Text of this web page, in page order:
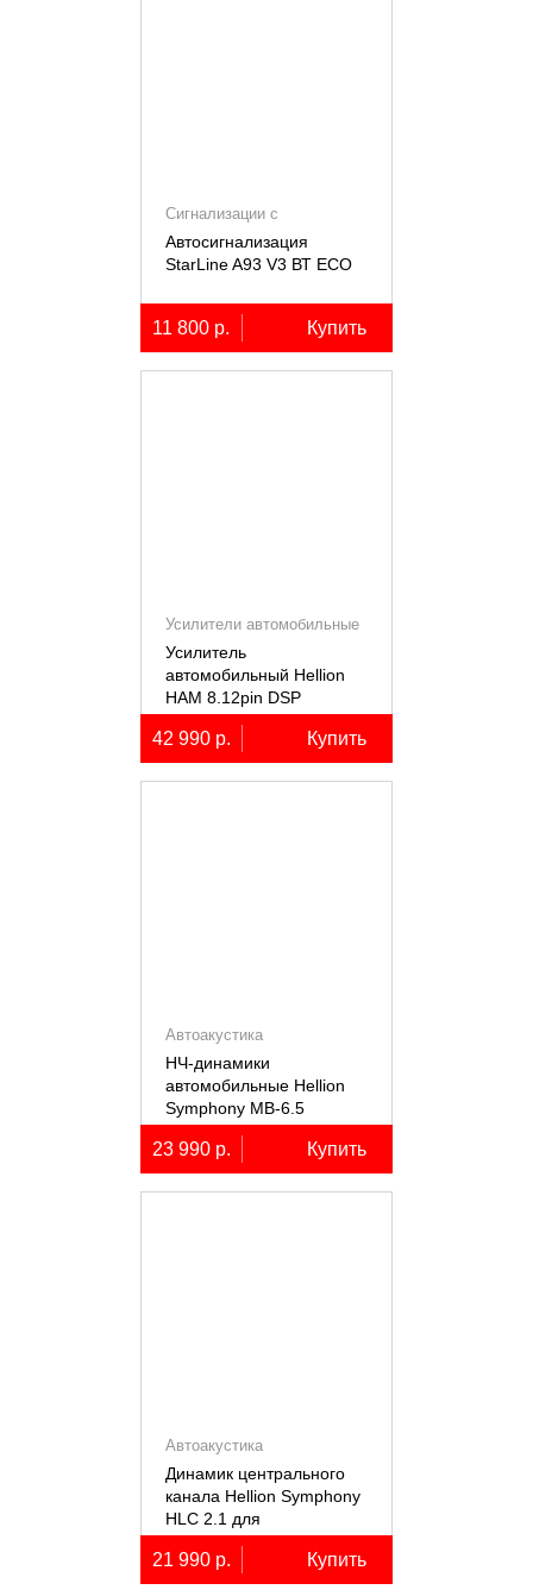
Сигнализации с
автозапуском
Автосигнализация
StarLine A93 V3 ВТ ECO
11 800 р. Купить
Усилители автомобильные
Усилитель
автомобильный Hellion
HAM 8.12pin DSP
десятиканальный,
8x80+2х100Вт (4Ом),
встроенный 12
канальный процессор
42 990 р. Купить
Автоакустика
НЧ-динамики
автомобильные Hellion
Symphony MB-6.5
23 990 р. Купить
Автоакустика
Динамик центрального
канала Hellion Symphony
HLC 2.1 для
автомобилей Lixiang Li-
7/8/9
21 990 р. Купить